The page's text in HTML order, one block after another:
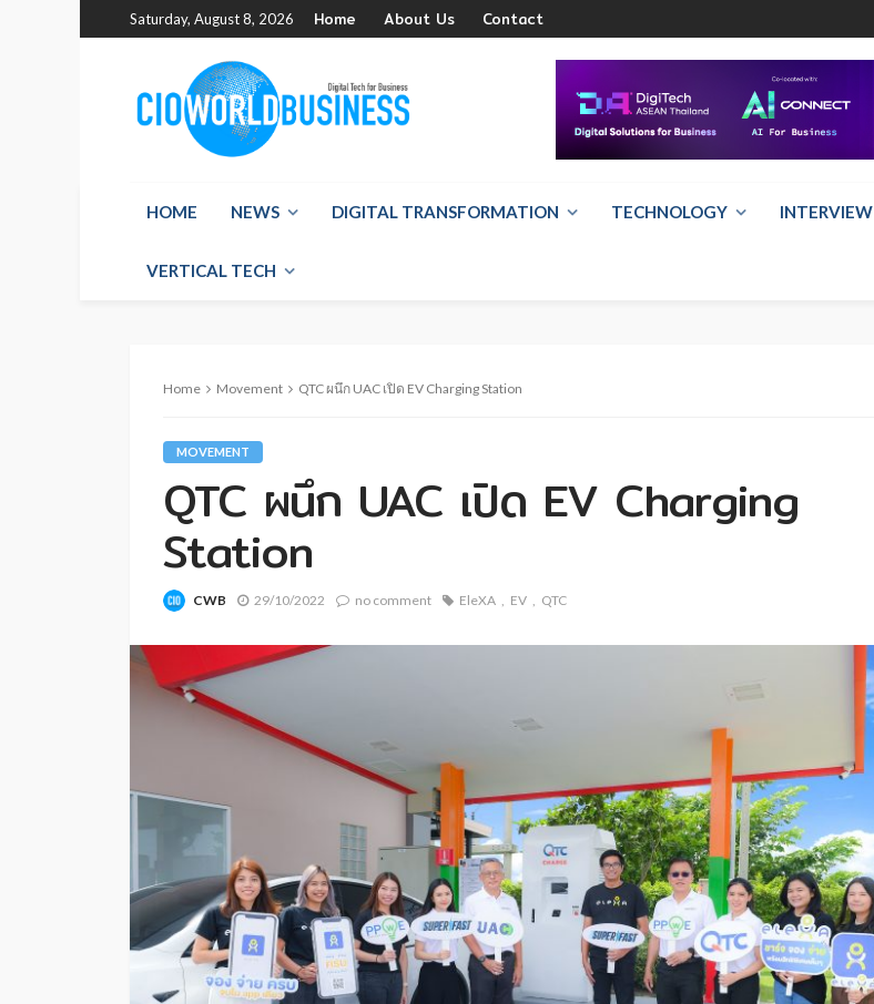
Saturday, August 8, 2026 Home About Us Contact
HOME NEWS DIGITAL TRANSFORMATION TECHNOLOGY INTERVIEW
VERTICAL TECH
Home Movement QTC ผนึก UAC เปิด EV Charging Station
MOVEMENT
QTC ผนึก UAC เปิด EV Charging
Station
CWB 29/10/2022 no comment EleXA EV QTC